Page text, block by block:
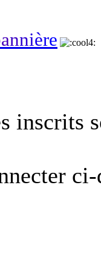
annière
inscrits